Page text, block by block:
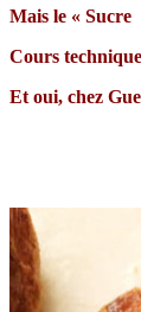
Mais le « Sucre
Cours
Et oui, chez